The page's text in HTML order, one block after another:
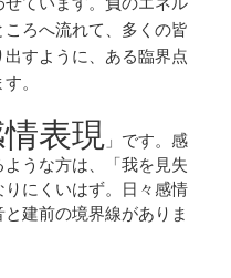
ろへ流れて、多くの皆
すように、ある臨界点
。
表現 」です。感
うな方は、「我を見失
にくいはず。日々感情
建前の境界線がありま